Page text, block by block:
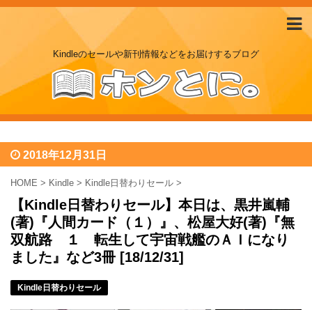
Kindleのセールや新刊情報などをお届けするブログ
2018年12月31日
HOME > Kindle > Kindle日替わりセール >
【Kindle日替わりセール】本日は、黒井嵐輔
(著)『人間カード（１）』、松屋大好(著)『無
双航路 １ 転生して宇宙戦艦のＡＩになり
ました』など3冊 [18/12/31]
Kindle日替わりセール